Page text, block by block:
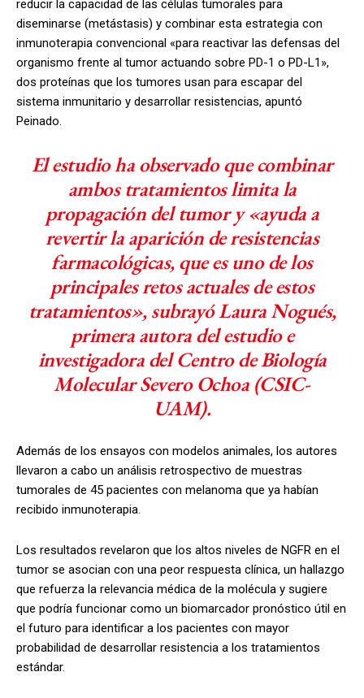
reducir la capacidad de las células tumorales para
diseminarse (metástasis) y combinar esta estrategia con
inmunoterapia convencional «para reactivar las defensas del
organismo frente al tumor actuando sobre PD-1 o PD-L1»,
dos proteínas que los tumores usan para escapar del
sistema inmunitario y desarrollar resistencias, apuntó
Peinado.
El estudio ha observado que combinar
ambos tratamientos limita la
propagación del tumor y «ayuda a
revertir la aparición de resistencias
farmacológicas, que es uno de los
principales retos actuales de estos
tratamientos», subrayó Laura Nogués,
primera autora del estudio e
investigadora del Centro de Biología
Molecular Severo Ochoa (CSIC-
UAM).
Además de los ensayos con modelos animales, los autores
llevaron a cabo un análisis retrospectivo de muestras
tumorales de 45 pacientes con melanoma que ya habían
recibido inmunoterapia.
Los resultados revelaron que los altos niveles de NGFR en el
tumor se asocian con una peor respuesta clínica, un hallazgo
que refuerza la relevancia médica de la molécula y sugiere
que podría funcionar como un biomarcador pronóstico útil en
el futuro para identificar a los pacientes con mayor
probabilidad de desarrollar resistencia a los tratamientos
estándar.